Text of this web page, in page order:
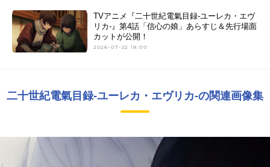
TVアニメ『二十世紀電氣目録-ユーレカ・エヴ
リカ-』第4話「信心の娘」あらすじ＆先行場面
カットが公開！
2026-07-22 18:00
二十世紀電氣目録-ユーレカ・エヴリカ-の関連画像集